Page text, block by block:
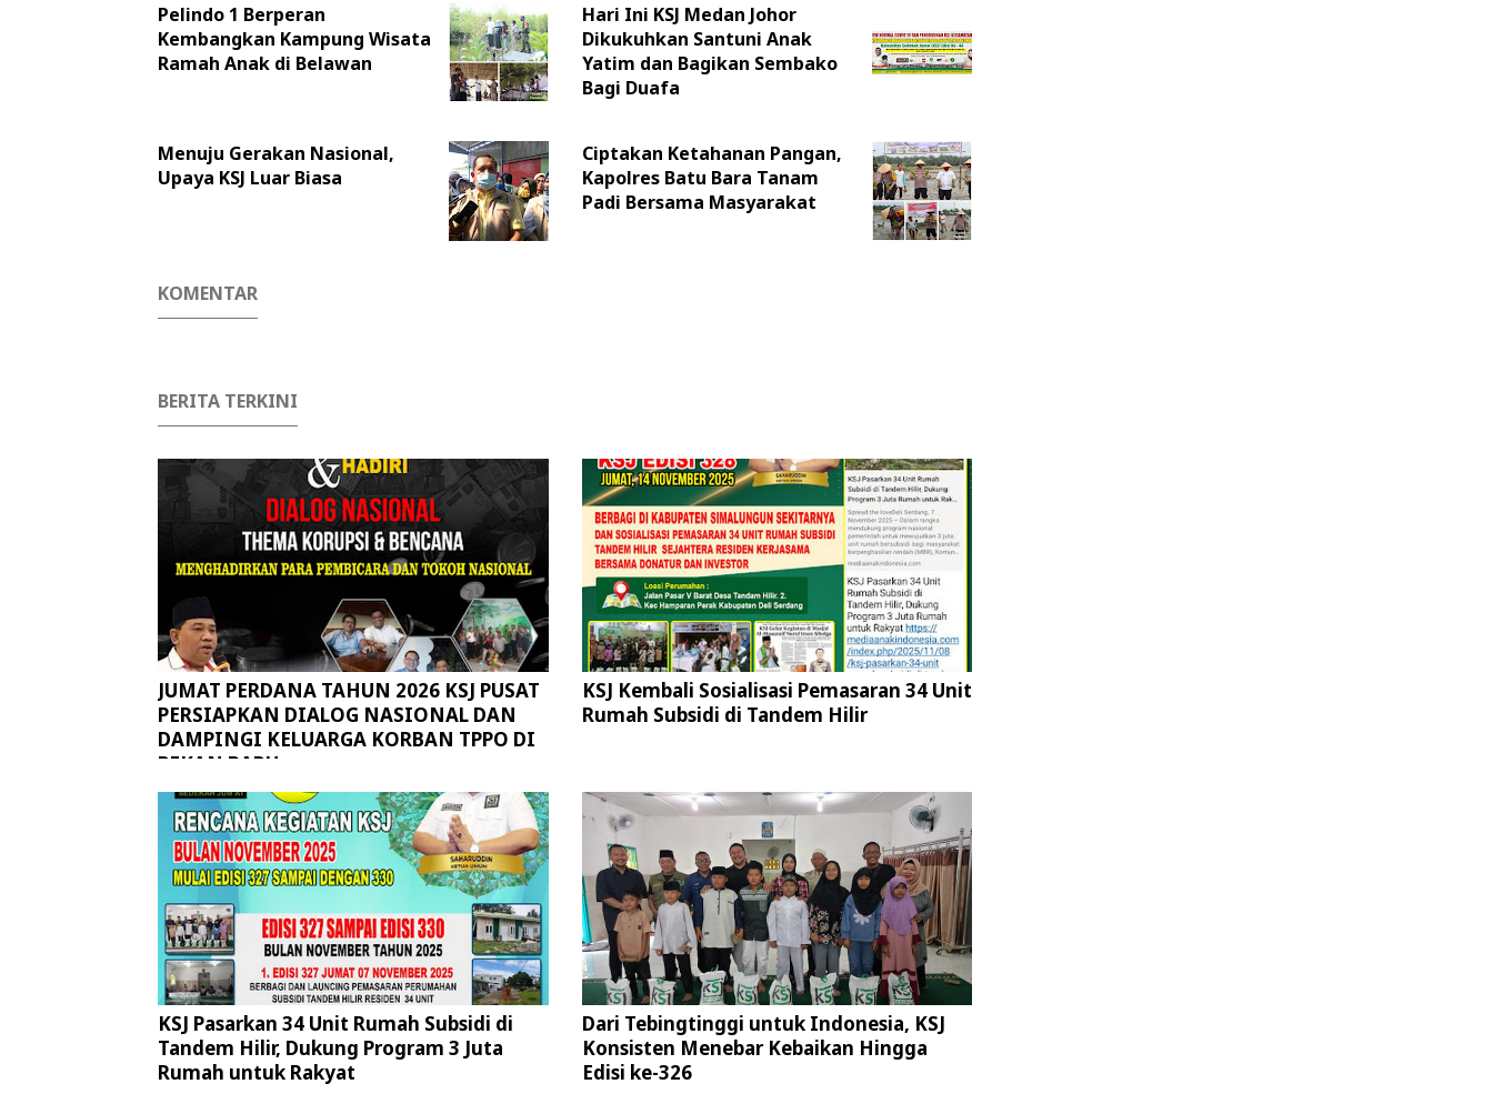
Pelindo 1 Berperan
Kembangkan Kampung Wisata
Ramah Anak di Belawan
Hari Ini KSJ Medan Johor
Dikukuhkan Santuni Anak
Yatim dan Bagikan Sembako
Bagi Duafa
Menuju Gerakan Nasional,
Upaya KSJ Luar Biasa
Ciptakan Ketahanan Pangan,
Kapolres Batu Bara Tanam
Padi Bersama Masyarakat
KOMENTAR
BERITA TERKINI
JUMAT PERDANA TAHUN 2026 KSJ PUSAT
PERSIAPKAN DIALOG NASIONAL DAN
DAMPINGI KELUARGA KORBAN TPPO DI
PEKAN BARU
KSJ Kembali Sosialisasi Pemasaran 34 Unit
Rumah Subsidi di Tandem Hilir
KSJ Pasarkan 34 Unit Rumah Subsidi di
Tandem Hilir, Dukung Program 3 Juta
Rumah untuk Rakyat
Dari Tebingtinggi untuk Indonesia, KSJ
Konsisten Menebar Kebaikan Hingga
Edisi ke-326